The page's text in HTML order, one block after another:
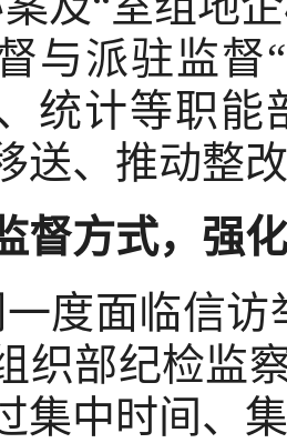
与派驻监督
统计等职能
送、推动整
方式，强化
面临信访
织部纪检监
集中时间、